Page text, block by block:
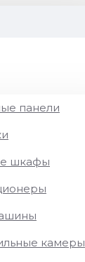
панели
шкафы
камеры